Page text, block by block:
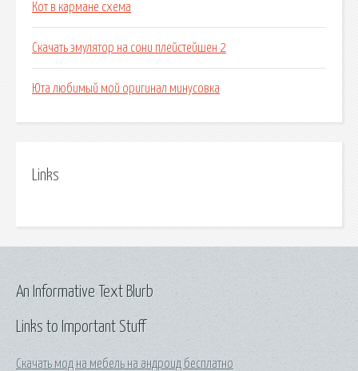
Кот в кармане схема
Скачать эмулятор на сони плейстейшен 2
Юта любимый мой оригинал минусовка
Links
Links to Important Stuff
Скачать мод на мебель на андроид бесплатно
An Informative Text Blurb